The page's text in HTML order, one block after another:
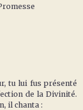
tu lui fus présenté
de la Divinité.
il chanta :